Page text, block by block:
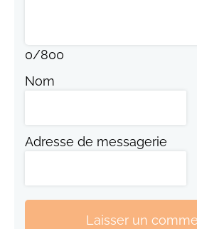
0/800
Nom
Adresse de messagerie
Laisser un